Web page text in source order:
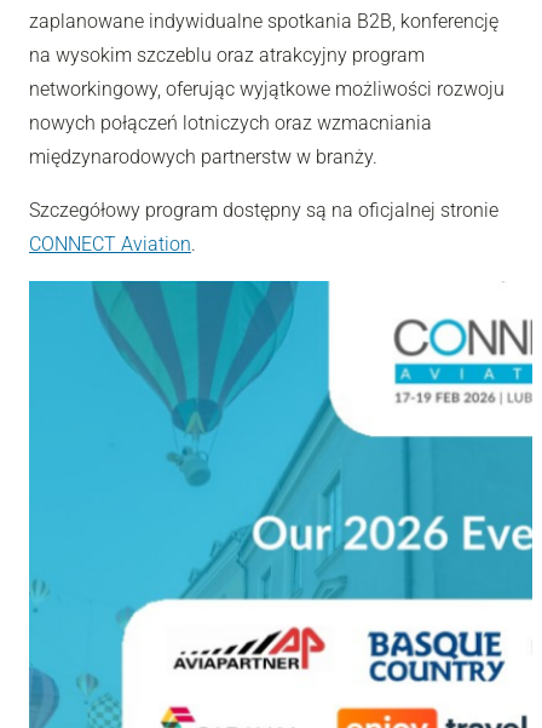
zaplanowane indywidualne spotkania B2B, konferencję
na wysokim szczeblu oraz atrakcyjny program
networkingowy, oferując wyjątkowe możliwości rozwoju
nowych połączeń lotniczych oraz wzmacniania
międzynarodowych partnerstw w branży.
Szczegółowy program dostępny są na oficjalnej stronie
CONNECT Aviation.